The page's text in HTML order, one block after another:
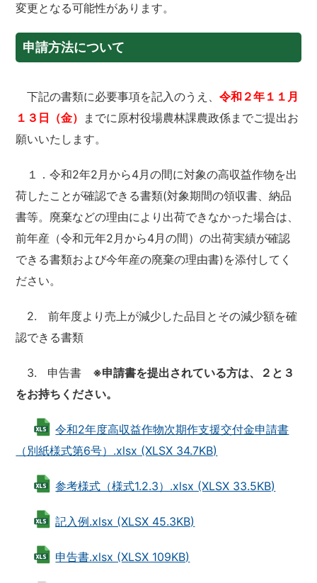
変更となる可能性があります。
申請方法について
下記の書類に必要事項を記入のうえ、令和２年１１月
１３日（金） までに原村役場農林課農政係までご提出お
願いいたします。
１．令和2年2月から4月の間に対象の高収益作物を出
荷したことが確認できる書類(対象期間の領収書、納品
書等。廃棄などの理由により出荷できなかった場合は、
前年産（令和元年2月から4月の間）の出荷実績が確認
できる書類および今年産の廃棄の理由書)を添付してく
ださい。
2. 前年度より売上が減少した品目とその減少額を確
認できる書類
3. 申告書 ※申請書を提出されている方は、２と３
をお持ちください。
令和2年度高収益作物次期作支援交付金申請書
（別紙様式第6号）.xlsx (XLSX 34.7KB)
参考様式（様式1.2.3）.xlsx (XLSX 33.5KB)
記入例.xlsx (XLSX 45.3KB)
申告書.xlsx (XLSX 109KB)